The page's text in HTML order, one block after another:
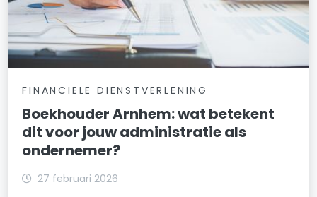
FINANCIELE DIENSTVERLENING
Boekhouder Arnhem: wat betekent
dit voor jouw administratie als
ondernemer?
27 februari 2026